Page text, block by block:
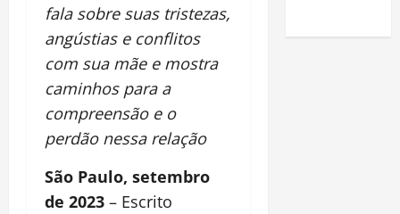
fala sobre suas tristezas,
angústias e conflitos
com sua mãe e mostra
caminhos para a
compreensão e o
perdão nessa relação
São Paulo, setembro
de 2023 – Escrito